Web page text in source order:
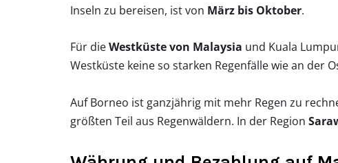
Inseln zu bereisen, ist von März bis Oktober.
Für dieWestküste von Malaysia und Kuala
Westküste keine so starken Regenfälle wie an der
Auf Borneo ist ganzjährig mit mehr Regen zu
größten Teil aus Regenwäldern. In der Region